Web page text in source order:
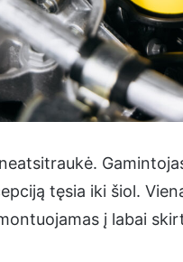
tęsia iki šiol.
į labai